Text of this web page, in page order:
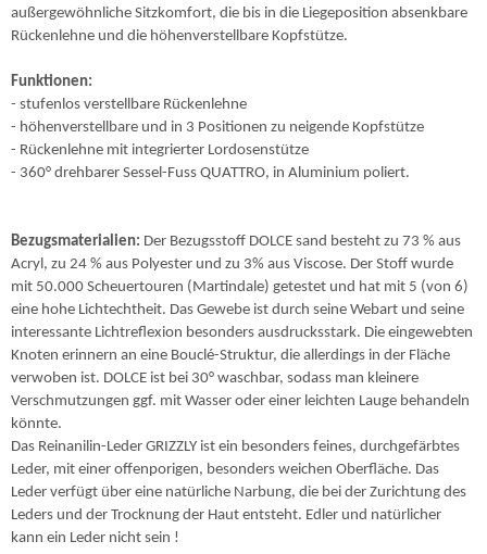
außergewöhnliche Sitzkomfort, die bis in die Liegeposition absenkbare
Rückenlehne und die höhenverstellbare Kopfstütze.
Funktionen:
- stufenlos verstellbare Rückenlehne
- höhenverstellbare und in 3 Positionen zu neigende Kopfstütze
- Rückenlehne mit integrierter Lordosenstütze
- 360° drehbarer Sessel-Fuss QUATTRO, in Aluminium poliert.
Bezugsmaterialien: Der Bezugsstoff DOLCE sand besteht zu 73 % aus
Acryl, zu 24 % aus Polyester und zu 3% aus Viscose. Der Stoff wurde
mit 50.000 Scheuertouren (Martindale) getestet und hat mit 5 (von 6)
eine hohe Lichtechtheit. Das Gewebe ist durch seine Webart und seine
interessante Lichtreflexion besonders ausdrucksstark. Die eingewebten
Knoten erinnern an eine Bouclé-Struktur, die allerdings in der Fläche
verwoben ist. DOLCE ist bei 30° waschbar, sodass man kleinere
Verschmutzungen ggf. mit Wasser oder einer leichten Lauge behandeln
könnte.
Das Reinanilin-Leder GRIZZLY ist ein besonders feines, durchgefärbtes
Leder, mit einer offenporigen, besonders weichen Oberfläche. Das
Leder verfügt über eine natürliche Narbung, die bei der Zurichtung des
Leders und der Trocknung der Haut entsteht. Edler und natürlicher
kann ein Leder nicht sein !